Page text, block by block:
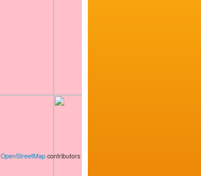
OpenStreetMap contributors